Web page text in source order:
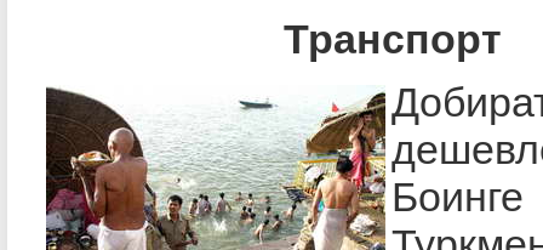
Транспорт
Боинге